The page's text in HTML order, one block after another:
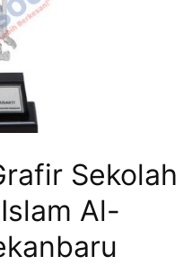
Sekolah
Al-